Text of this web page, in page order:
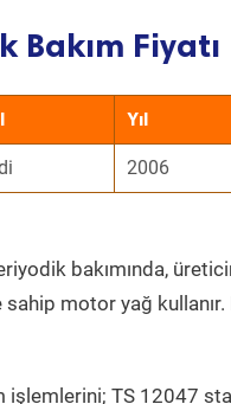
Fiyatı
Yıl
2006
bakımında,
motor yağ
işlemlerini; TS 12047